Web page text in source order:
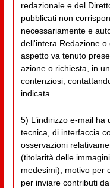
redazionale e del
pubblicati non
necessariamente e
dell'intera Redazione
aspetto va tenuto
azione o richiesta, in
contenziosi,
indicata.
5) L’indirizzo e-mail
tecnica, di interfaccia
osservazioni
(titolarità delle
medesimi), motivo per
per inviare contributi